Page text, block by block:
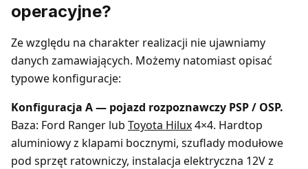
operacyjne?
Ze względu na charakter realizacji nie ujawniamy
danych zamawiających. Możemy natomiast opisać
typowe konfiguracje:
Konfiguracja A — pojazd rozpoznawczy PSP / OSP.
Baza: Ford Ranger lub Toyota Hilux4×4. Hardtop
aluminiowy z klapami bocznymi, szuflady modułowe
pod sprzęt ratowniczy, instalacja elektryczna 12V z